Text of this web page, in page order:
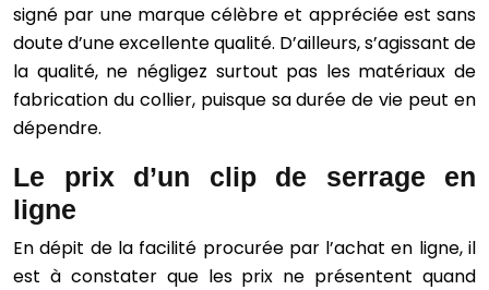
signé par une marque célèbre et appréciée est sans
doute d’une excellente qualité. D’ailleurs, s’agissant de
la qualité, ne négligez surtout pas les matériaux de
fabrication du collier, puisque sa durée de vie peut en
dépendre.
Le prix d’un clip de serrage en
ligne
En dépit de la facilité procurée par l’achat en ligne, il
est à constater que les prix ne présentent quand